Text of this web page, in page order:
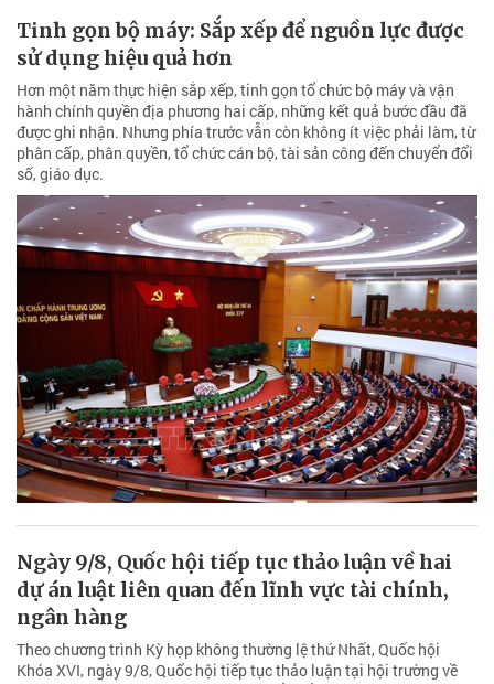
Tinh gọn bộ máy: Sắp xếp để nguồn lực được
sử dụng hiệu quả hơn
Hơn một năm thực hiện sắp xếp, tinh gọn tổ chức bộ máy và vận
hành chính quyền địa phương hai cấp, những kết quả bước đầu đã
được ghi nhận. Nhưng phía trước vẫn còn không ít việc phải làm, từ
phân cấp, phân quyền, tổ chức cán bộ, tài sản công đến chuyển đổi
số, giáo dục.
Ngày 9/8, Quốc hội tiếp tục thảo luận về hai
dự án luật liên quan đến lĩnh vực tài chính,
ngân hàng
Theo chương trình Kỳ họp không thường lệ thứ Nhất, Quốc hội
Khóa XVI, ngày 9/8, Quốc hội tiếp tục thảo luận tại hội trường về